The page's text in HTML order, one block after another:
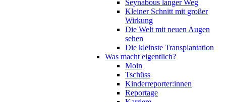
Seynabous langer Weg
Kleiner Schnitt mit großer
Wirkung
Die Welt mit neuen Augen
sehen
Die kleinste Transplantation
Was macht eigentlich?
Moin
Tschüss
Kinderreporter:innen
Reportage